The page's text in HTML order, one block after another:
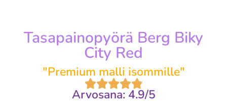
Tasapainopyörä Berg Biky
City Red
"Premium malli isommille"
Arvosana: 4.9/5